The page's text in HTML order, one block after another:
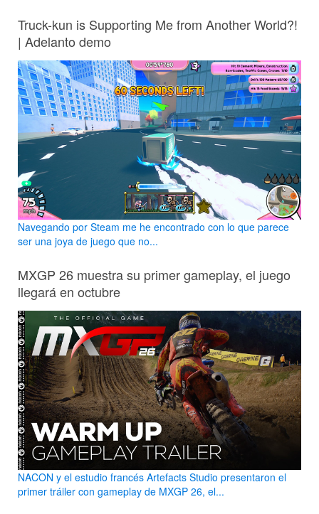
Truck-kun is Supporting Me from Another World?!
| Adelanto demo
Navegando por Steam me he encontrado con lo que parece
ser una joya de juego que no...
MXGP 26 muestra su primer gameplay, el juego
llegará en octubre
NACON y el estudio francés Artefacts Studio presentaron el
primer tráiler con gameplay de MXGP 26, el...